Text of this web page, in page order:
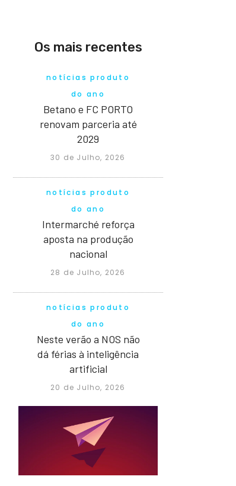
Os mais recentes
notícias produto
do ano
Betano e FC PORTO
renovam parceria até
2029
30 de Julho, 2026
notícias produto
do ano
Intermarché reforça
aposta na produção
nacional
28 de Julho, 2026
notícias produto
do ano
Neste verão a NOS não
dá férias à inteligência
artificial
20 de Julho, 2026